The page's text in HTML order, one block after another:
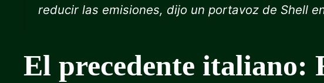
reducir las emisiones, dijo un portavoz de Shell
El precedente italiano: